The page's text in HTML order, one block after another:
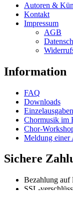
the
product
page
The
options
may
be
chosen
on
product
Autoren &
Kontakt
Impressum
AGB
Information
FAQ
Downloads
Einzelausgaben
Chormusik im
Chor-
Meldung einer
Sichere
Bezahlung auf
SSL-